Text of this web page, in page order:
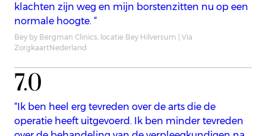
klachten zijn weg en mijn borstenzitten nu op een
normale hoogte. “
Bey by Bergman Clinics, locatie Bey Hilversum | Via
ZorgkaartNederland
7.0
“Ik ben heel erg tevreden over de arts die de
operatie heeft uitgevoerd. Ik ben minder tevreden